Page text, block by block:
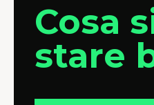
Cosa
stare